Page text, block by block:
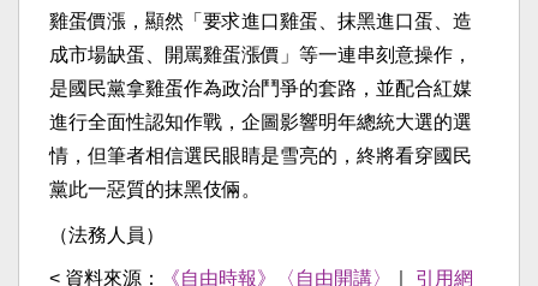
雞蛋價漲，顯然「要求進口雞蛋、抹黑進口蛋、造
成市場缺蛋、開罵雞蛋漲價」等一連串刻意操作，
是國民黨拿雞蛋作為政治鬥爭的套路，並配合紅媒
進行全面性認知作戰，企圖影響明年總統大選的選
情，但筆者相信選民眼睛是雪亮的，終將看穿國民
黨此一惡質的抹黑伎倆。
（法務人員）
< 資料來源： 《自由時報》〈自由開講〉
引用網